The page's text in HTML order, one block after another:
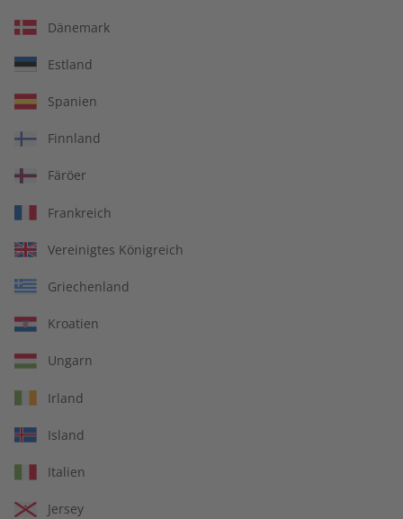
Alles inklusive: eMagazine, digitales
Übungsheft und Audiotrainer
14 Ausgaben pro Jahr
Bequem lesen auf jedem Gerät
Jederzeit monatlich kündbar
9,99 €
Dänemark
Estland
Spanien
Finnland
Färöer
Frankreich
Vereinigtes Königreich
Griechenland
Kroatien
Ungarn
Irland
Island
Italien
Jersey